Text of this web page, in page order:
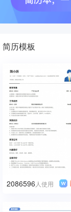
简历模板
2086596 人使用